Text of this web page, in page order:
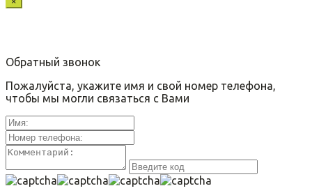
Обратный звонок
Пожалуйста, укажите имя и свой номер телефона,
чтобы мы могли связаться с Вами